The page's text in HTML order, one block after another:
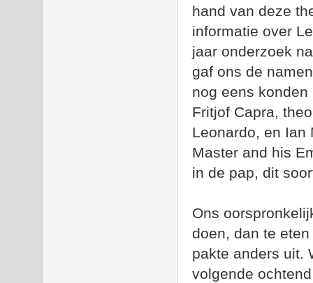
hand van deze
informatie over
jaar onderzoek
gaf ons de
nog eens
Fritjof Capra,
Leonardo, en Ian
Master and his
in de pap, dit
Ons
doen, dan te
pakte anders uit.
volgende